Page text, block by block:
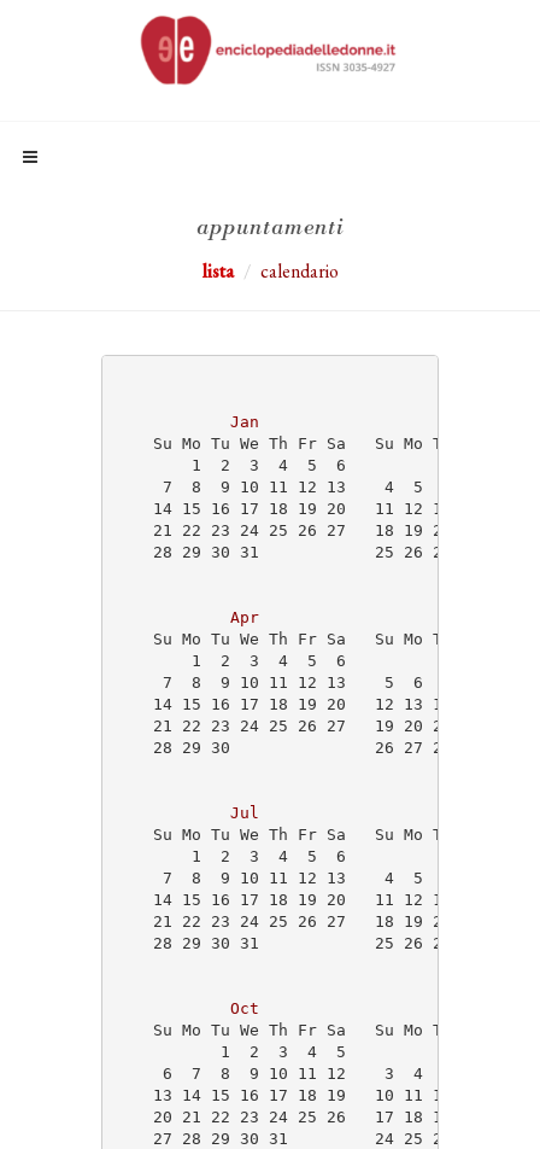
appuntamenti
lista calendario
Jan
Su Mo Tu We Th Fr Sa   Su Mo Tu We Th
1  2  3  4  5  6                1
7  8  9 10 11 12 13    4  5  6  7  8
14 15 16 17 18 19 20   11 12 13 14 15
21 22 23 24 25 26 27   18 19 20 21 22
28 29 30 31            25 26 27 28 29
Apr
Su Mo Tu We Th Fr Sa   Su Mo Tu We Th
1  2  3  4  5  6             1  2
7  8  9 10 11 12 13    5  6  7  8  9
14 15 16 17 18 19 20   12 13 14 15 16
21 22 23 24 25 26 27   19 20 21 22 23
28 29 30               26 27 28 29 30
Jul
Su Mo Tu We Th Fr Sa   Su Mo Tu We Th
1  2  3  4  5  6                1
7  8  9 10 11 12 13    4  5  6  7  8
14 15 16 17 18 19 20   11 12 13 14 15
21 22 23 24 25 26 27   18 19 20 21 22
28 29 30 31            25 26
Oct
Su Mo Tu We Th Fr Sa   Su Mo Tu We Th
1  2  3  4  5
6  7  8  9 10 11 12    3  4  5  6  7
13 14 15 16 17 18 19   10 11 12 13 14
20 21 22 23 24 25 26   17 18 19 20 21
27 28 29 30 31         24 25 26